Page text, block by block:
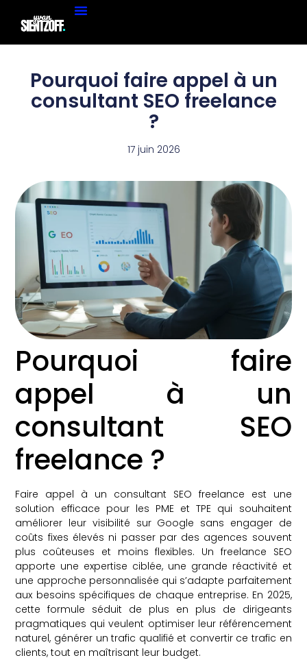
Pourquoi faire appel à un
consultant SEO freelance
?
17 juin 2026
Pourquoi faire
appel à un
consultant SEO
freelance ?
Faire appel à un consultant SEO freelance est une
solution efficace pour les PME et TPE qui souhaitent
améliorer leur visibilité sur Google sans engager de
coûts fixes élevés ni passer par des agences souvent
plus coûteuses et moins flexibles. Un freelance SEO
apporte une expertise ciblée, une grande réactivité et
une approche personnalisée qui s’adapte parfaitement
aux besoins spécifiques de chaque entreprise. En 2025,
cette formule séduit de plus en plus de dirigeants
pragmatiques qui veulent optimiser leur référencement
naturel, générer un trafic qualifié et convertir ce trafic en
clients, tout en maîtrisant leur budget.